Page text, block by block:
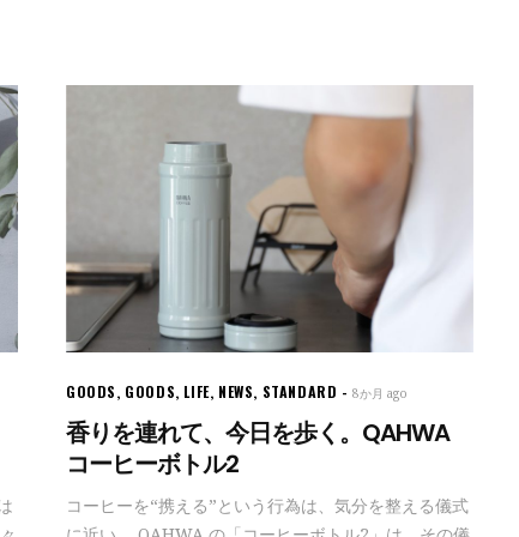
GOODS, GOODS, LIFE, NEWS, STANDARD 8か月 ago
香りを連れて、今日を歩く。QAHWA
コーヒーボトル2
コーヒーを“携える”という行為は、気分を整える儀式